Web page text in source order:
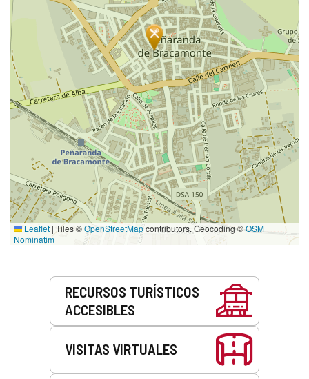
Leaflet | Tiles ©OpenStreetMapcontributors. Geocoding ©OSM
Nominatim
RECURSOS TURÍSTICOS
ACCESIBLES
VISITAS VIRTUALES